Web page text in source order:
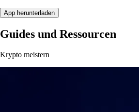
App herunterladen
Guides und Ressourcen
Krypto meistern